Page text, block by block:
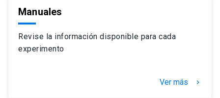
Manuales
Revise la información disponible para cada
experimento
Ver más keyboard_arrow_right